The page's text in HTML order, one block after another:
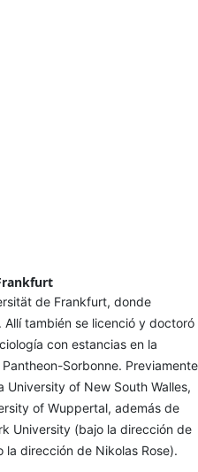
de Frankfurt, donde
Allí también se licenció y doctoró
con estancias en la
Sorbonne. Previamente
of New South Walles,
of Wuppertal, además de
University (bajo la dirección de
la dirección de Nikolas Rose).